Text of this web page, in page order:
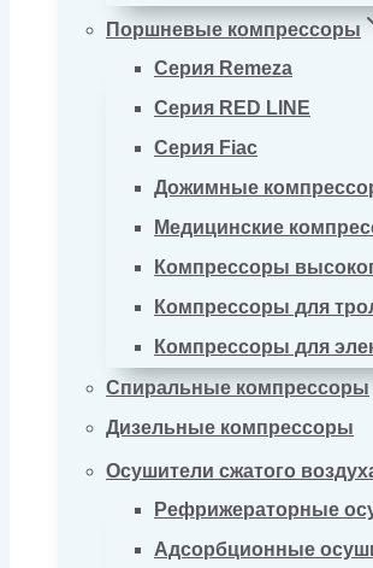
Поршневые компрессоры
Серия Remeza
Серия RED LINE
Серия Fiac
Дожимные
Медицинские
Компрессоры
Компрессоры для
Компрессоры для
Спиральные компрессоры
Дизельные компрессоры
Осушители сжатого
Рефрижераторные
Адсорбционные